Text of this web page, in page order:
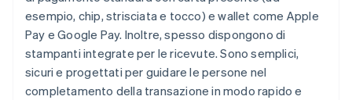
esempio, chip, strisciata e tocco) e wallet come Apple
Pay e Google Pay. Inoltre, spesso dispongono di
stampanti integrate per le ricevute. Sono semplici,
sicuri e progettati per guidare le persone nel
completamento della transazione in modo rapido e